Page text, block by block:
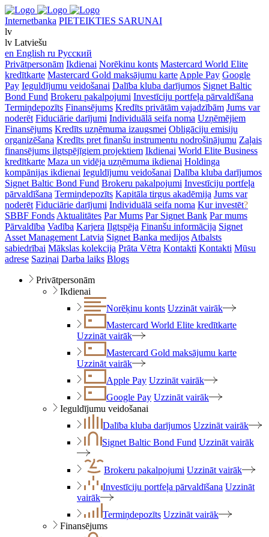
Internetbanka PIETEIKTIES SARUNAI
lv
lv Latviešu
en English ru Русский
Privātpersonām Ikdienai Norēķinu konts Mastercard World Elite
kredītkarte Mastercard Gold maksājumu karte Apple Pay Google
Pay Ieguldījumu veidošanai Dalība kluba darījumos Signet Baltic
Bond Fund Brokeru pakalpojumi Investīciju portfeļa pārvaldīšana
Termiņdepozīts Finansējums Kredīts privātām vajadzībām Jums var
noderēt Fiduciārie darījumi Individuālā seifa noma Uzņēmējiem
Finansējums Kredīts uzņēmuma izaugsmei Obligāciju emisiju
organizēšana Kredīts pret finanšu instrumentu nodrošinājumu Zaļais
finansējums ilgtspējīgiem projektiem Ikdienai World Elite Business
kredītkarte Maza un vidēja uzņēmuma ikdienai Holdinga
kompānijas ikdienai Ieguldījumu veidošanai Dalība kluba darījumos
Signet Baltic Bond Fund Brokeru pakalpojumi Investīciju portfeļa
pārvaldīšana Termiņdepozīts Kapitāla tirgus akadēmija Jums var
noderēt Fiduciārie darījumi Individuālā seifa noma Kur investēt?
SBBF Fonds Aktualitātes Par Mums Par Signet Bank Par mums
Pārvaldība Vadība Karjera Ilgtspēja Finanšu informācija Signet
Asset Management Latvia Signet Banka medijos Atbalsts
sabiedrībai Mākslas kolekcija Prāta Vētra Kontakti Kontakti Mūsu
adrese Saziņai Darba laiks Blogs
Privātpersonām
Ikdienai
Norēķinu konts Uzzināt vairāk
Mastercard World Elite kredītkarte
Uzzināt vairāk
Mastercard Gold maksājumu karte
Uzzināt vairāk
Apple Pay Uzzināt vairāk
Google Pay Uzzināt vairāk
Ieguldījumu veidošanai
Dalība kluba darījumos Uzzināt vairāk
Signet Baltic Bond Fund Uzzināt vairāk
Brokeru pakalpojumi Uzzināt vairāk
Investīciju portfeļa pārvaldīšana Uzzināt
vairāk
Termiņdepozīts Uzzināt vairāk
Finansējums